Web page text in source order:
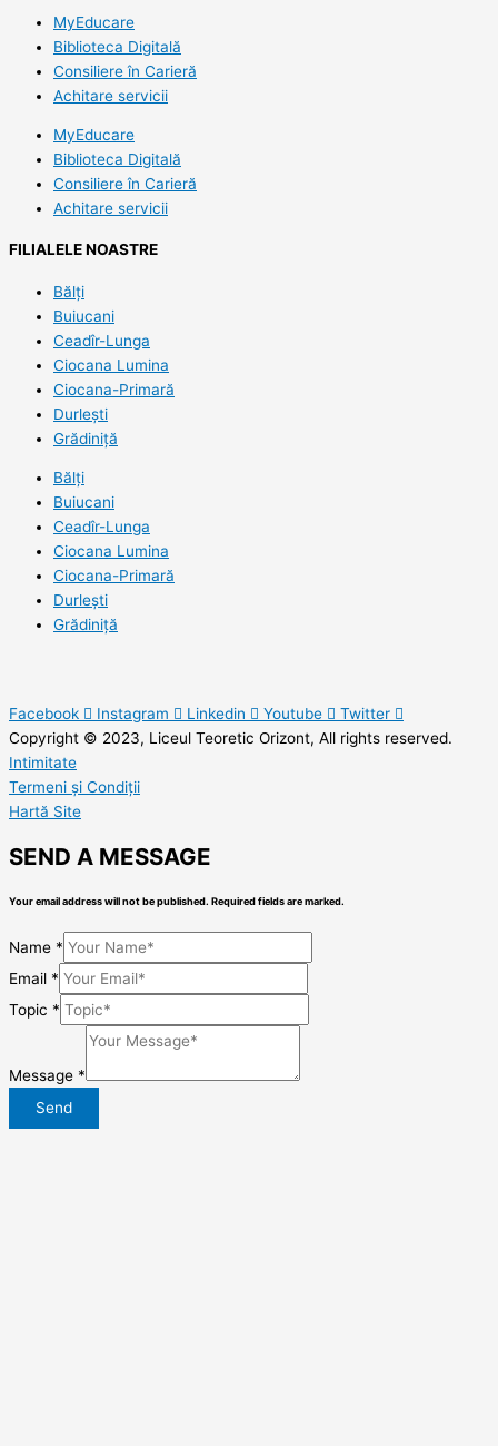
MyEducare
Biblioteca Digitală
Consiliere în Carieră
Achitare servicii
MyEducare
Biblioteca Digitală
Consiliere în Carieră
Achitare servicii
FILIALELE NOASTRE
Bălți
Buiucani
Ceadîr-Lunga
Ciocana Lumina
Ciocana-Primară
Durlești
Grădiniță
Bălți
Buiucani
Ceadîr-Lunga
Ciocana Lumina
Ciocana-Primară
Durlești
Grădiniță
Facebook Instagram Linkedin Youtube
Twitter
Copyright © 2023, Liceul Teoretic Orizont, All rights reserved.
Intimitate
Termeni și Condiții
Hartă Site
SEND A MESSAGE
Your email address will not be published. Required fields are marked.
Name *
Email *
Topic *
Message *
Send